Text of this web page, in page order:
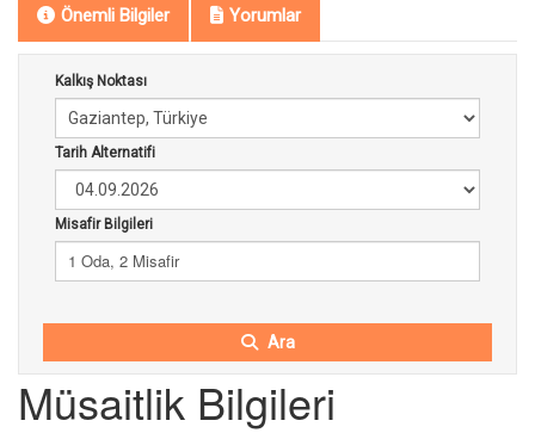
Önemli Bilgiler Yorumlar
Kalkış Noktası
Tarih Alternatifi
Misafir Bilgileri
1 Oda, 2 Misafir
Ara
Müsaitlik Bilgileri